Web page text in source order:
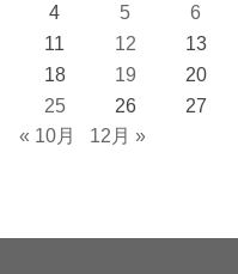
4
5 6
11
12 13
18
19 20
25
26 27
« 10月
12月 »